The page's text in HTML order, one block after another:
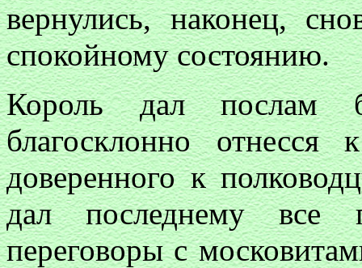
вернулись, наконец,
спокойному состоянию.
Король дал послам
благосклонно
доверенного к
дал последнему все
переговоры с